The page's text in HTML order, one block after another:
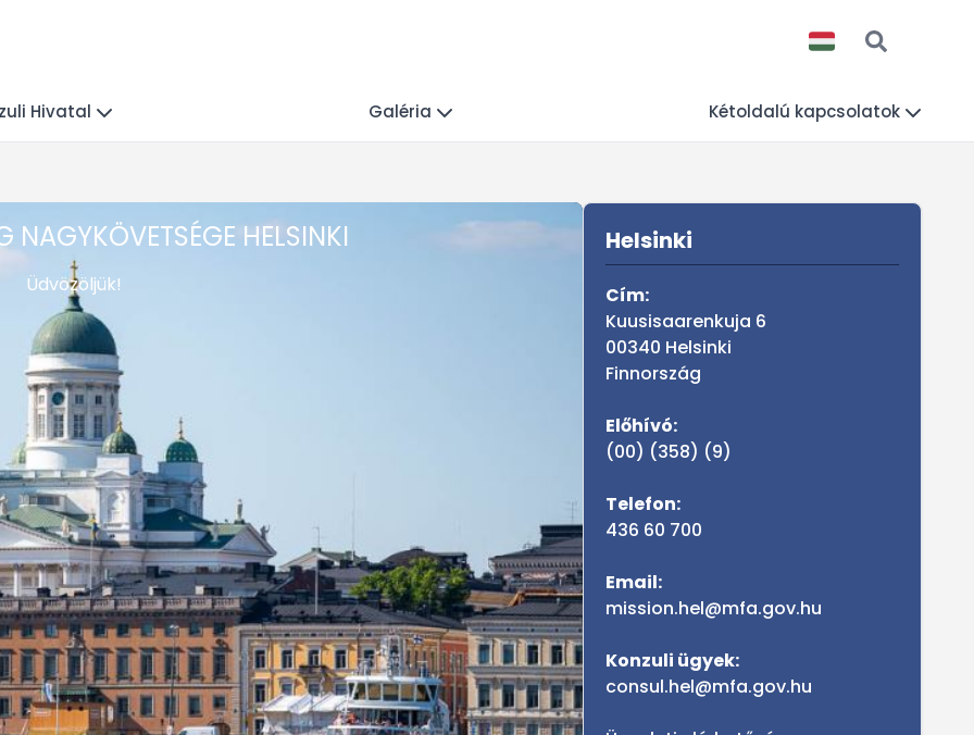
Hivatal Galéria Kétoldalú kapcsolatok
NAGYKÖVETSÉGE HELSINKI
Üdvözöljük!
Sidebar
Helsinki
Cím:
Kuusisaarenkuja 6
00340 Helsinki
Finnország
Előhívó:
(00) (358) (9)
Telefon:
436 60 700
Email:
mission.hel@mfa.gov.hu
Konzuli ügyek:
consul.hel@mfa.gov.hu